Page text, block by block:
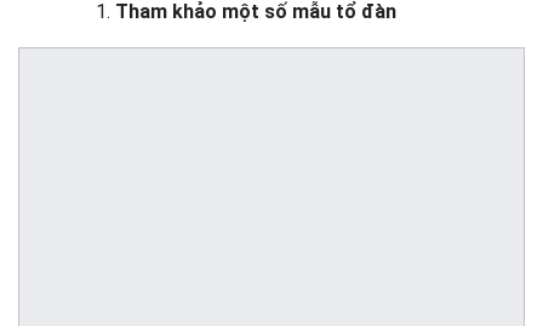
Tham khảo một số mẫu tổ đàn